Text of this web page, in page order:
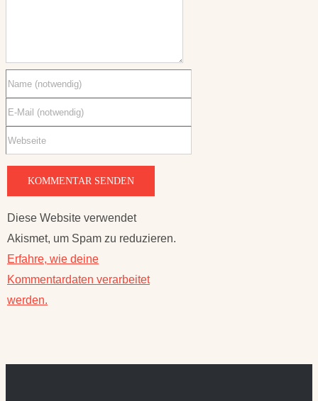
Diese Website verwendet
Akismet, um Spam zu reduzieren.
Erfahre, wie deine
Kommentardaten verarbeitet
werden.